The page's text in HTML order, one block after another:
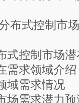
式控制市场
制市场潜在
领域介绍
求情况
求潜力预